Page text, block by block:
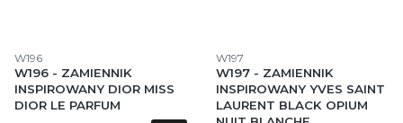
Kod produktu
W196
W196 - ZAMIENNIK
INSPIROWANY DIOR MISS
DIOR LE PARFUM
Kod produktu
W197
W197 - ZAMIENNIK
INSPIROWANY YVES SAINT
LAURENT BLACK OPIUM